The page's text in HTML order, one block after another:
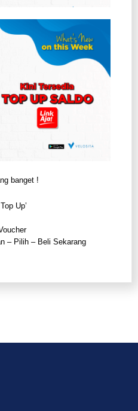
banget !
Up’
– Pilih – Beli Sekarang